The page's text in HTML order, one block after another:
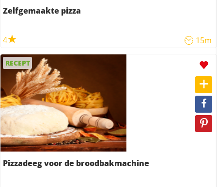
Zelfgemaakte pizza
4 15m
RECEPT
Pizzadeeg voor de broodbakmachine